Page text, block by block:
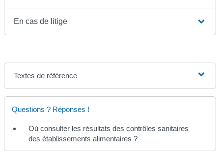
En cas de litige
Textes de référence
Questions ? Réponses !
Où consulter les résultats des contrôles sanitaires
des établissements alimentaires ?